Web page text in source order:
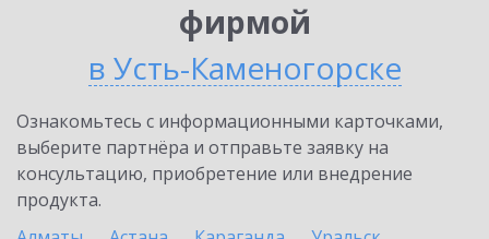
фирмой
в Усть-Каменогорске
Ознакомьтесь с информационными карточками,
выберите партнёра и отправьте заявку на
консультацию, приобретение или внедрение
продукта.